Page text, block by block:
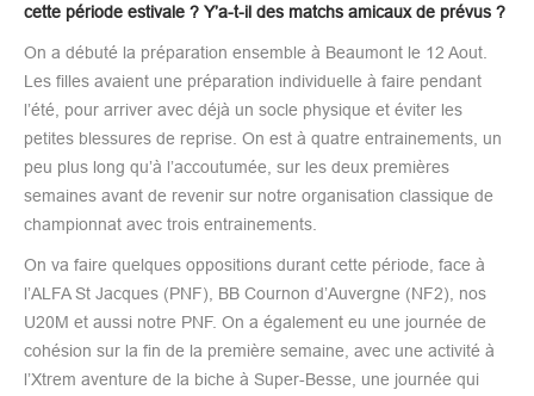
cette période estivale ? Y’a-t-il des matchs amicaux de prévus ?
On a débuté la préparation ensemble à Beaumont le 12 Aout.
Les filles avaient une préparation individuelle à faire pendant
l’été, pour arriver avec déjà un socle physique et éviter les
petites blessures de reprise. On est à quatre entrainements, un
peu plus long qu’à l’accoutumée, sur les deux premières
semaines avant de revenir sur notre organisation classique de
championnat avec trois entrainements.
On va faire quelques oppositions durant cette période, face à
l’ALFA St Jacques (PNF), BB Cournon d’Auvergne (NF2), nos
U20M et aussi notre PNF. On a également eu une journée de
cohésion sur la fin de la première semaine, avec une activité à
l’Xtrem aventure de la biche à Super-Besse, une journée qui